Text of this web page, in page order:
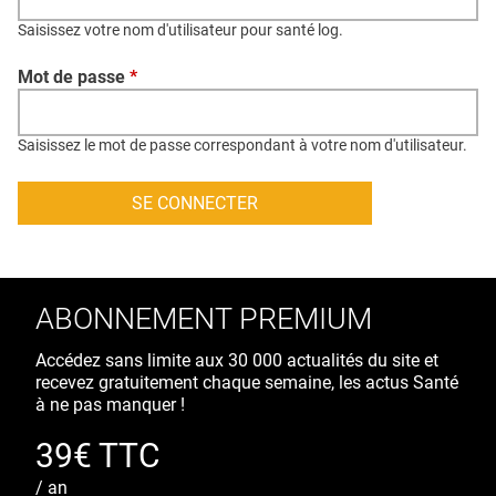
CONTACT
CRÉDITS
Saisissez votre nom d'utilisateur pour santé log.
Mot de passe *
Saisissez le mot de passe correspondant à votre nom d'utilisateur.
ABONNEMENT PREMIUM
Accédez sans limite aux 30 000 actualités du site et
recevez gratuitement chaque semaine, les actus Santé
à ne pas manquer !
39€ TTC
/ an